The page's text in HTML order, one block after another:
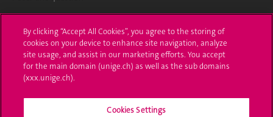
UNIGE Mobile
Médias
Offres d'emploi
By clicking “Accept All Cookies”, you agree to the storing of
cookies on your device to enhance site navigation, analyze
site usage, and assist in our marketing efforts. You accept
for the main domain (unige.ch) as well as the sub domains
(xxx.unige.ch).
Cookies Settings